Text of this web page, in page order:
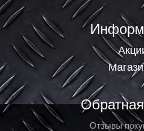
Отзывы